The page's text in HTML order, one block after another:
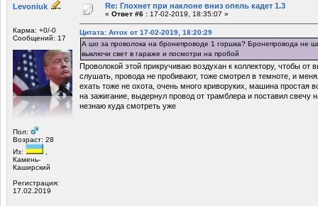
Levoniuk
Карма: +0/-0
Сообщений: 17
Пол:
Возраст: 28
Из:
Камень-
Каширский
Регистрация:
17.02.2019
Re: Глохнет при наклоне вниз опель кадет 1.3
« Ответ #6 : 17-02-2019, 18:35:07 »
Цитата: Arrox от 17-02-2019, 18:20:29
А шо за проволока на бронепроводе 1 горшка? Бронепровода не
выключи свет в гараже и посмотри на пробой
Проволокой этой прикручиваю воздухан к коллектору, чтобы от
слушать, провода не пробивают, тоже смотрел в темноте, и
ехать тоже не охота, очень много криворуких, машина простая
на зажигание, выдернул провод от трамблера и поставил свечу
незнаю куда смотреть уже